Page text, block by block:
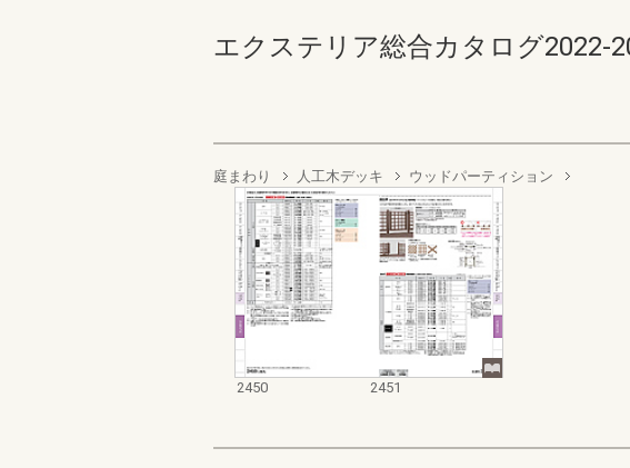
エクステリア総合カタログ2022-
庭まわり 人工木デッキ ウッドパーティション
2450 2451